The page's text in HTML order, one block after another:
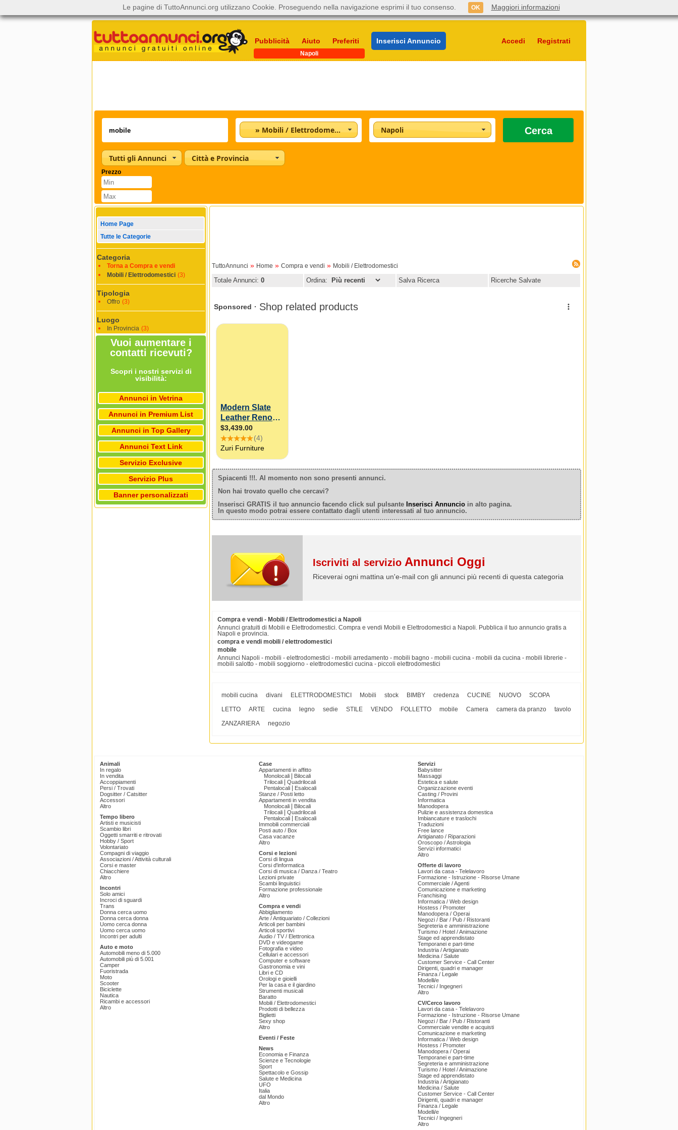
Pubblicità Aiuto Preferiti Inserisci Annuncio Accedi Registrati
Napoli
» Mobili / Elettrodomestici Napoli Cerca
Tutti gli Annunci Città e Provincia
Prezzo
Home Page
Tutte le Categorie
Categoria
Torna a Compra e vendi
Mobili / Elettrodomestici (3)
Tipologia
Offro (3)
Luogo
In Provincia (3)
Vuoi aumentare i
contatti ricevuti?
Scopri i nostri servizi di
visibilità:
Annunci in Vetrina
Annunci in Premium List
Annunci in Top Gallery
Annunci Text Link
Servizio Exclusive
Servizio Plus
Banner personalizzati
TuttoAnnunci » Home » Compra e vendi » Mobili / Elettrodomestici
Totale Annunci: 0 Ordina: Salva Ricerca Ricerche Salvate
Spiacenti !!!. Al momento non sono presenti annunci.
Non hai trovato quello che cercavi?
Inserisci GRATIS il tuo annuncio facendo click sul pulsante Inserisci Annuncio in alto pagina.
In questo modo potrai essere contattato dagli utenti interessati al tuo annuncio.
Iscriviti al servizio Annunci Oggi
Riceverai ogni mattina un'e-mail con gli annunci più recenti di questa categoria
Compra e vendi - Mobili / Elettrodomestici a Napoli
Annunci gratuiti di Mobili e Elettrodomestici. Compra e vendi Mobili e Elettrodomestici a Napoli. Pubblica il tuo annuncio gratis a
Napoli e provincia.
compra e vendi mobili / elettrodomestici
mobile
Annunci Napoli - mobili - elettrodomestici - mobili arredamento - mobili bagno - mobili cucina - mobili da cucina - mobili librerie -
mobili salotto - mobili soggiorno - elettrodomestici cucina - piccoli elettrodomestici
mobili cucina divani ELETTRODOMESTICI Mobili stock BIMBY credenza CUCINE NUOVO
SCOPA
LETTO
ARTE cucina legno sedie STILE VENDO FOLLETTO mobile Camera camera da pranzo
tavolo
ZANZARIERA
negozio
Animali
In regalo
In vendita
Accoppiamenti
Persi / Trovati
Dogsitter / Catsitter
Accessori
Altro
Tempo libero
Artisti e musicisti
Scambio libri
Oggetti smarriti e ritrovati
Hobby / Sport
Volontariato
Compagni di viaggio
Associazioni / Attività culturali
Corsi e master
Chiacchiere
Altro
Incontri
Solo amici
Incroci di sguardi
Trans
Donna cerca uomo
Donna cerca donna
Uomo cerca donna
Uomo cerca uomo
Incontri per adulti
Auto e moto
Automobili meno di 5.000
Automobili più di 5.001
Camper
Fuoristrada
Moto
Scooter
Biciclette
Nautica
Ricambi e accessori
Altro
Case
Appartamenti in affitto
Monolocali
Bilocali
Trilocali
Quadrilocali
Pentalocali
Esalocali
Stanze / Posti letto
Appartamenti in vendita
Monolocali
Bilocali
Trilocali
Quadrilocali
Pentalocali
Esalocali
Immobili commerciali
Posti auto / Box
Casa vacanze
Altro
Corsi e lezioni
Corsi di lingua
Corsi d'informatica
Corsi di musica / Danza / Teatro
Lezioni private
Scambi linguistici
Formazione professionale
Altro
Compra e vendi
Abbigliamento
Arte / Antiquariato / Collezioni
Articoli per bambini
Articoli sportivi
Audio / TV / Elettronica
DVD e videogame
Fotografia e video
Cellulari e accessori
Computer e software
Gastronomia e vini
Libri e CD
Orologi e gioielli
Per la casa e il giardino
Strumenti musicali
Baratto
Mobili / Elettrodomestici
Prodotti di bellezza
Biglietti
Sexy shop
Altro
Eventi / Feste
News
Economia e Finanza
Scienze e Tecnologie
Sport
Spettacolo e Gossip
Salute e Medicina
UFO
Italia
dal Mondo
Altro
Servizi
Babysitter
Massaggi
Estetica e salute
Organizzazione eventi
Casting / Provini
Informatica
Manodopera
Pulizie e assistenza domestica
Imbiancature e traslochi
Traduzioni
Free lance
Artigianato / Riparazioni
Oroscopo / Astrologia
Servizi informatici
Altro
Offerte di lavoro
Lavori da casa - Telelavoro
Formazione - Istruzione - Risorse Umane
Commerciale / Agenti
Comunicazione e marketing
Franchising
Informatica / Web design
Hostess / Promoter
Manodopera / Operai
Negozi / Bar / Pub / Ristoranti
Segreteria e amministrazione
Turismo / Hotel / Animazione
Stage ed apprendistato
Temporanei e part-time
Industria / Artigianato
Medicina / Salute
Customer Service - Call Center
Dirigenti, quadri e manager
Finanza / Legale
Modelli/e
Tecnici / Ingegneri
Altro
CV/Cerco lavoro
Lavori da casa - Telelavoro
Formazione - Istruzione - Risorse Umane
Negozi / Bar / Pub / Ristoranti
Commerciale vendite e acquisti
Comunicazione e marketing
Informatica / Web design
Hostess / Promoter
Manodopera / Operai
Temporanei e part-time
Segreteria e amministrazione
Turismo / Hotel / Animazione
Stage ed apprendistato
Industria / Artigianato
Medicina / Salute
Customer Service - Call Center
Dirigenti, quadri e manager
Finanza / Legale
Modelli/e
Tecnici / Ingegneri
Altro
Le pagine di TuttoAnnunci.org utilizzano Cookie. Proseguendo nella navigazione esprimi il tuo consenso. OK Maggiori informazioni